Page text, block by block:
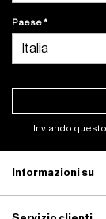
Paese
Inviando
Informazioni su